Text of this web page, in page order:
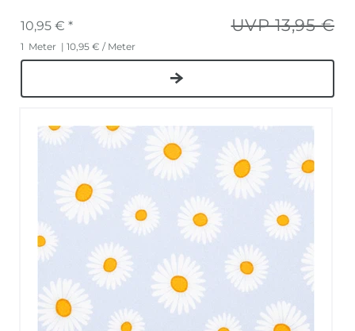
UVP 13,95 €
10,95 € *
1 Meter | 10,95 € / Meter